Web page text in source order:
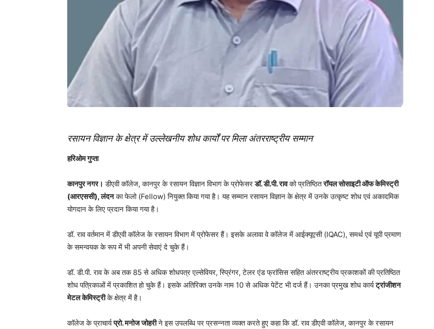
रसायन विज्ञान के क्षेत्र में उल्लेखनीय शोध कार्यों पर मिला अंतरराष्ट्रीय सम्मान
हरिओम गुप्ता
कानपुर नगर। डीएवी कॉलेज, कानपुर के रसायन विज्ञान विभाग के प्रोफेसरडॉ. डी.पी. रावको प्रतिष्ठितरॉयल सोसाइटी ऑफ केमिस्ट्री
(आरएससी), लंदनका फेलो (Fellow) नियुक्त किया गया है। यह सम्मान रसायन विज्ञान के क्षेत्र में उनके उत्कृष्ट शोध एवं अकादमिक
योगदान के लिए प्रदान किया गया है।
डॉ. राव वर्तमान में डीएवी कॉलेज के रसायन विभाग में प्रोफेसर हैं। इसके अलावा वे कॉलेज में आईक्यूएसी (IQAC), समर्थ एवं यूपी प्रमाण
के समन्वयक के रूप में भी अपनी सेवाएं दे चुके हैं।
डॉ. डी.पी. राव के अब तक 85 से अधिक शोधपत्र एल्सेवियर, स्प्रिंगर, टेलर एंड फ्रांसिस सहित अंतरराष्ट्रीय प्रकाशकों की प्रतिष्ठित
शोध पत्रिकाओं में प्रकाशित हो चुके हैं। इसके अतिरिक्त उनके नाम 10 से अधिक पेटेंट भी दर्ज हैं। उनका प्रमुख शोध कार्यट्रांजीशन
मेटल केमिस्ट्रीके क्षेत्र में है।
कॉलेज के प्राचार्यप्रो. मनोज जोहरीने इस उपलब्धि पर प्रसन्नता व्यक्त करते हुए कहा कि डॉ. राव डीएवी कॉलेज, कानपुर के रसायन